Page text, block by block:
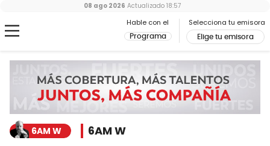
Hable con el
Programa
Selecciona tu emisora
Elige tu emisora
08 ago 2026 Actualizado 18:57
6AM W 6AM W